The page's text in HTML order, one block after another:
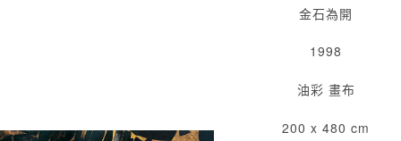
金石為開
1998
油彩 畫布
200 x 480 cm